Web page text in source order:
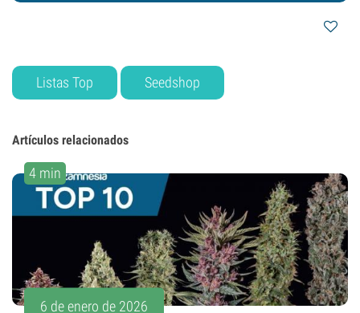
Listas Top Seedshop
Artículos relacionados
4 min
6 de enero de 2026